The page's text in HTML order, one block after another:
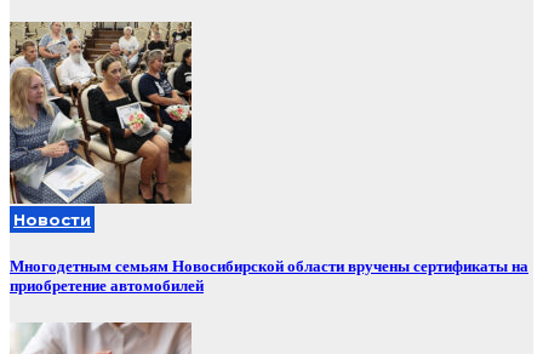
Новости
Многодетным семьям Новосибирской области вручены сертификаты на
приобретение автомобилей